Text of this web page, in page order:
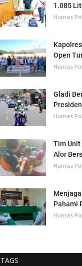
1.085
Humas
Open
Humas
Gladi
Humas
Tim Unit
Alor
Humas
Pahami
Humas
TAGS